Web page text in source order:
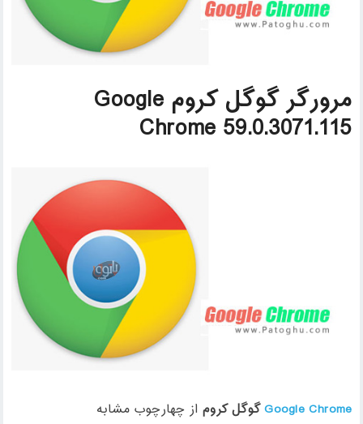
مرورگر گوگل کروم Google
Chrome 59.0.3071.115
Google Chrome گوگل کروم از چهارچوب مشابه